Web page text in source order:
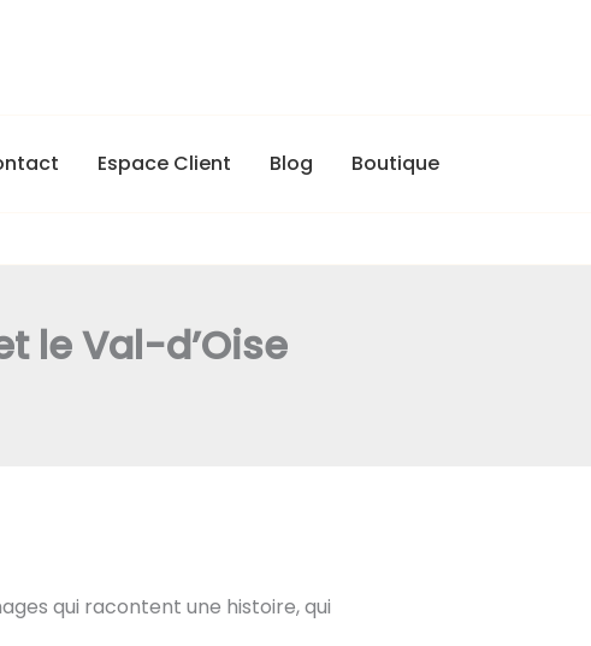
Espace Client Blog Boutique
le Val-d’Oise
qui racontent une histoire, qui